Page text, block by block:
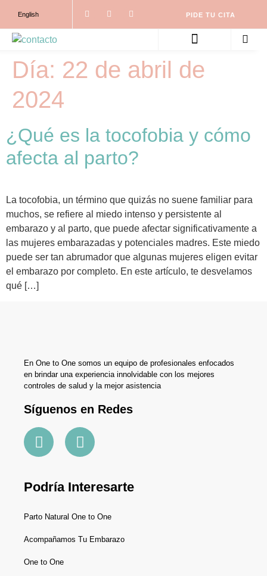
English PIDE TU CITA
Día: 22 de abril de
2024
¿Qué es la tocofobia y cómo
afecta al parto?
La tocofobia, un término que quizás no suene familiar para
muchos, se refiere al miedo intenso y persistente al
embarazo y al parto, que puede afectar significativamente a
las mujeres embarazadas y potenciales madres. Este miedo
puede ser tan abrumador que algunas mujeres eligen evitar
el embarazo por completo. En este artículo, te desvelamos
qué […]
En One to One somos un equipo de profesionales enfocados
en brindar una experiencia innolvidable con los mejores
controles de salud y la mejor asistencia
Síguenos en Redes
Podría Interesarte
Parto Natural One to One
Acompañamos Tu Embarazo
One to One